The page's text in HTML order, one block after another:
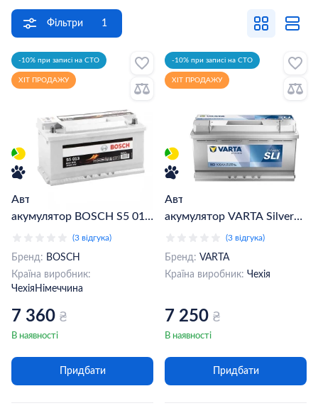
Фільтри 1
-10% при записі на СТО
ХІТ ПРОДАЖУ
Автомобільний
акумулятор BOSCH S5 013
6CT-100Ah АзЕ
(0092S50130)
(3 відгука)
Бренд: BOSCH
Країна виробник:
Чехія Німеччина
7 360 ₴
В наявності
Придбати
-10% при записі на СТО
ХІТ ПРОДАЖУ
Автомобільний
акумулятор VARTA Silver
Dynamic H3 6CT-100Ah
АзЕ (600402083)
(3 відгука)
Бренд: VARTA
Країна виробник: Чехія
7 250 ₴
В наявності
Придбати